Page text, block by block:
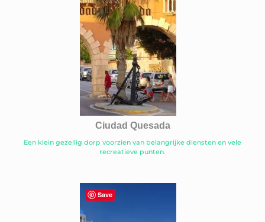
Ciudad Quesada
Een klein gezellig dorp voorzien van belangrijke diensten en vele
recreatieve punten.
Save